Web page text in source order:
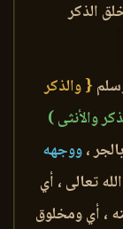
الذكر
{ والذكر
والأنثى )
بالجر ،ووجهه
تعالى ، أي
، أي ومخلوق